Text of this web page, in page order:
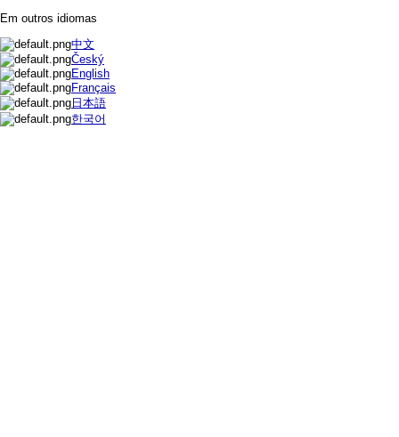
Em outros idiomas
中文
Český
English
Français
日本語
한국어